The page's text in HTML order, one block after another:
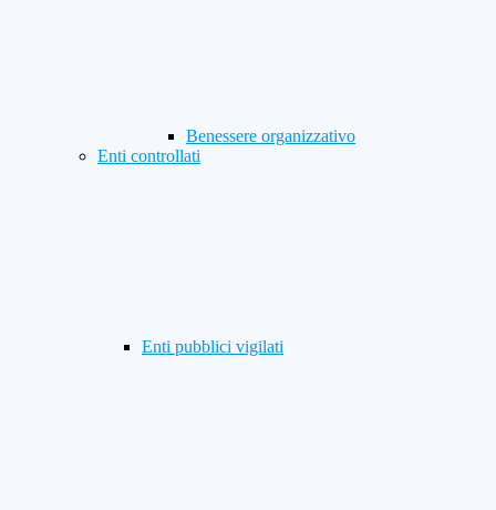
Benessere organizzativo
Enti controllati
Enti pubblici vigilati